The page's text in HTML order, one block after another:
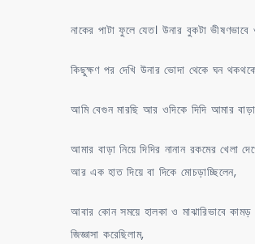
নাকের পাটা ফুলে যেত। উনার বুকটা
কিছুক্ষণ পর দেখি উনার ভোদা থেকে ঘন
আমি বেগুন মারছি আর ওদিকে দিদি আমার
আমার বাড়া নিয়ে দিদির নানান রকমের খেলা
আর এক হাত দিয়ে বা দিকে মোচড়াচ্ছিলেন,
আবার কোন সময়ে হালকা ও মাঝারিভাবে
জিজ্ঞাসা করেছিলাম,